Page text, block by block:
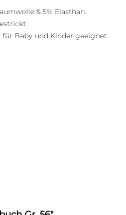
& 5% Elasthan.
für Baby und Kinder geeignet.